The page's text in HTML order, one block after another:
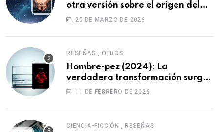
otra versión sobre el origen del
ser humano
20 DE MARZO DE 2026
RESEÑAS , OTROS
Hombre-pez (2024): La
verdadera transformación surge
de uno mismo.
11 DE FEBRERO DE 2026
CIENCIA-FICCIÓN , RESEÑAS